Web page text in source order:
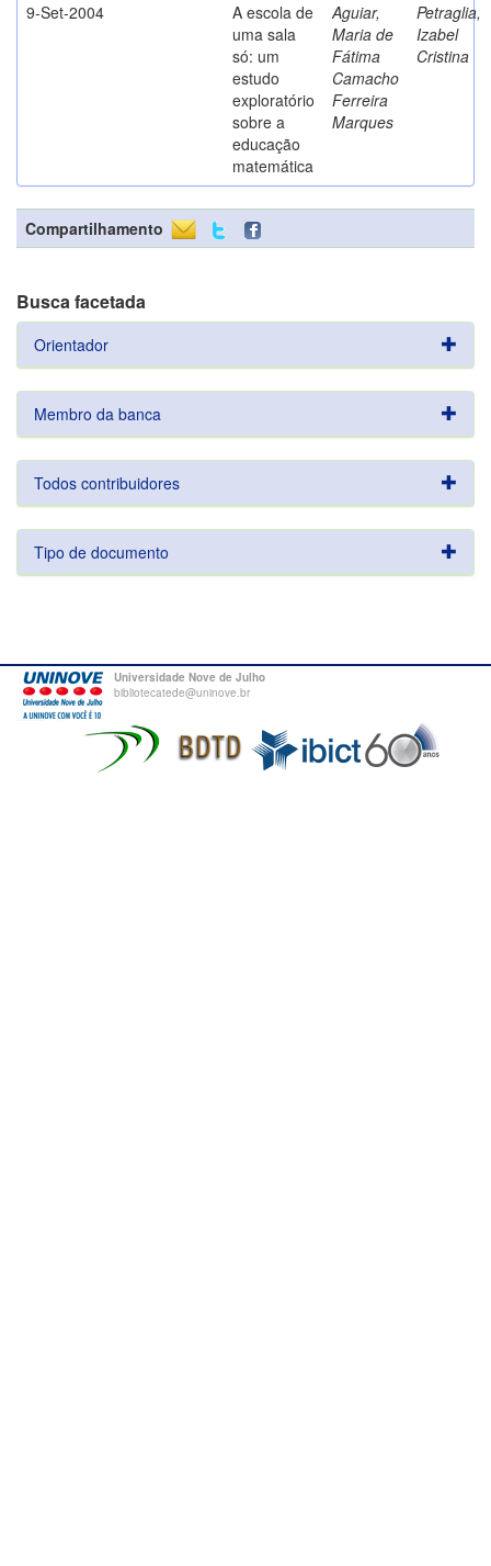
9-Set-2004
A escola de
uma sala
só: um
estudo
exploratório
sobre a
educação
matemática
Aguiar,
Maria de
Fátima
Camacho
Ferreira
Marques
Petraglia,
Izabel
Cristina
Compartilhamento
Busca facetada
Orientador
Membro da banca
Todos contribuidores
Tipo de documento
Universidade Nove de Julho
bibliotecatede@uninove.br